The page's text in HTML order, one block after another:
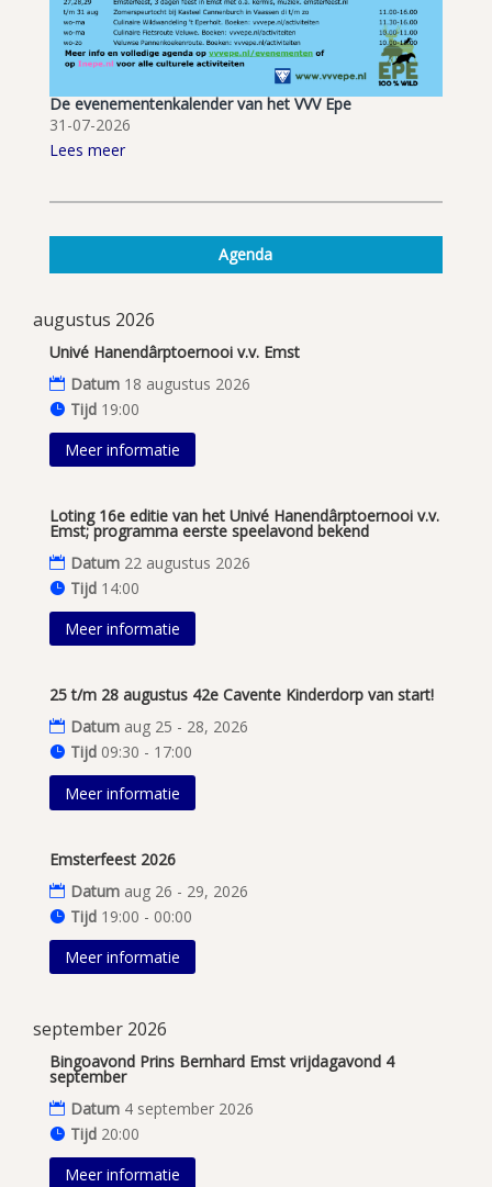
De evenementenkalender van het VVV Epe
31-07-2026
Lees meer
Agenda
augustus 2026
Univé Hanendârptoernooi v.v. Emst
Datum 18 augustus 2026
Tijd 19:00
Meer informatie
Loting 16e editie van het Univé Hanendârptoernooi v.v.
Emst; programma eerste speelavond bekend
Datum 22 augustus 2026
Tijd 14:00
Meer informatie
25 t/m 28 augustus 42e Cavente Kinderdorp van start!
Datum aug 25 - 28, 2026
Tijd 09:30 - 17:00
Meer informatie
Emsterfeest 2026
Datum aug 26 - 29, 2026
Tijd 19:00 - 00:00
Meer informatie
september 2026
Bingoavond Prins Bernhard Emst vrijdagavond 4
september
Datum 4 september 2026
Tijd 20:00
Meer informatie